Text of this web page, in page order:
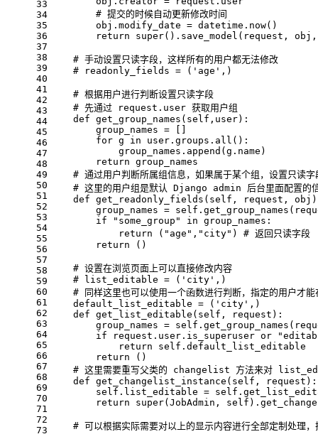
33
34
35
36
37
38
39
40
41
42
43
44
45
46
47
48
49
50
51
52
53
54
55
56
57
58
59
60
61
62
63
64
65
66
67
68
69
70
71
72
73
# 提交的时候自动更新修改时间
        obj.modify_date = datetime.now()
return
super().save_model(request,
# 手动设置只读字段，这样所有的用户都无法修改
# readonly_fields = ('age',)
# 根据用户进行判断设置只读字段
# 先通过 request.user 获取用户组
def get_group_names ( self,user):
        group_names = []
for g in user.groups. all ():
            group_names.append(g.name)
return group_names
# 通过用户判断所属组信息，如果属于某个组，设置只读
# 这里的用户组是默认 Django admin 后台里面配置的
def get_readonly_fields ( self, request, obj
group_names =
if
"some_group" in group_names:
return ( "age" , "city" ) # 返回只读字段
return ()
# 设置在浏览页面上可以直接修改内容
# list_editable = ('city',)
# 同样这里也可以使用一个函数进行判断，指定的用户才能
    default_list_editable = (
'city' ,)
def get_list_editable ( self, request ):
group_names =
if request.user.is_superuser or
return self.default_list_editable
return ()
# 这里需要重写父类的 changelist 方法来对
def get_changelist_instance ( self, request ):
self.list_editable =
return
super(JobAdmin,
# 可以根据实际需要对以上的显示内容进行全部定制处理